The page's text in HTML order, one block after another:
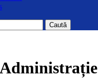
Caută
Administrație